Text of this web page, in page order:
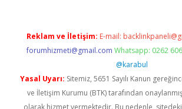
Reklam ve İletişim: E-mail:
forumhizmeti@gmail.com Whatsapp: 0262
@karabul
Yasal Uyarı: Sitemiz, 5651 Sayılı Kanun
ve İletişim Kurumu (BTK) tarafından
olarak hizmet vermektedir. Bu nedenle,